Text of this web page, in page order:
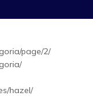
page/2/
hazel/